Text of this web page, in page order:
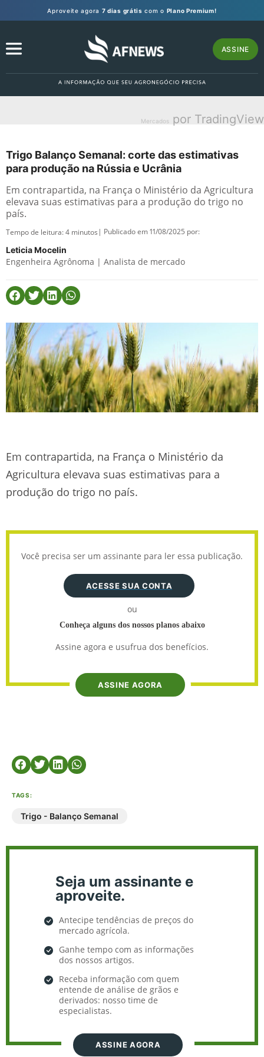
Aproveite agora 7 dias grátis com o Plano Premium!
ASSINE
Mercados por TradingView
Trigo Balanço Semanal: corte das estimativas
para produção na Rússia e Ucrânia
Em contrapartida, na França o Ministério da Agricultura
elevava suas estimativas para a produção do trigo no
país.
Tempo de leitura:4 minutos | Publicado em 11/08/2025 por:
Leticia Mocelin
Engenheira Agrônoma | Analista de mercado
Em contrapartida, na França o Ministério da
Agricultura elevava suas estimativas para a
produção do trigo no país.
Você precisa ser um assinante para ler essa publicação.
ACESSE SUA CONTA
ou
Conheça alguns dos nossos planos abaixo
Assine agora e usufrua dos benefícios.
ASSINE AGORA
TAGS:
Trigo - Balanço Semanal
Seja um assinante e
aproveite.
Antecipe tendências de preços do
mercado agrícola.
Ganhe tempo com as informações
dos nossos artigos.
Receba informação com quem
entende de análise de grãos e
derivados: nosso time de
especialistas.
ASSINE AGORA